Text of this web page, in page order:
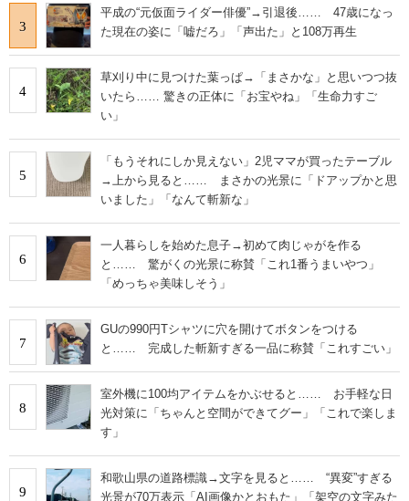
3
平成の“元仮面ライダー俳優”→引退後…… 47歳になっ
た現在の姿に「嘘だろ」「声出た」と108万再生
4
草刈り中に見つけた葉っぱ→「まさかな」と思いつつ抜
いたら…… 驚きの正体に「お宝やね」「生命力すご
い」
5
「もうそれにしか見えない」2児ママが買ったテーブル
→上から見ると…… まさかの光景に「ドアップかと思
いました」「なんて斬新な」
6
一人暮らしを始めた息子→初めて肉じゃがを作る
と…… 驚がくの光景に称賛「これ1番うまいやつ」
「めっちゃ美味しそう」
7
GUの990円Tシャツに穴を開けてボタンをつける
と…… 完成した斬新すぎる一品に称賛「これすごい」
8
室外機に100均アイテムをかぶせると…… お手軽な日
光対策に「ちゃんと空間ができてグー」「これで楽しま
す」
9
和歌山県の道路標識→文字を見ると…… “異変”すぎる
光景が70万表示「AI画像かとおもた」「架空の文字みた